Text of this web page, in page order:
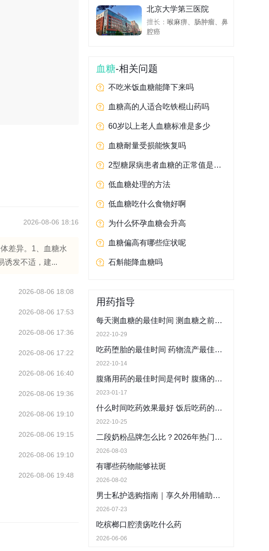
2026-08-06 18:16
差异。1、血糖水
诱发不适，建...
2026-08-06 18:08
2026-08-06 17:53
2026-08-06 17:36
2026-08-06 17:22
2026-08-06 16:40
2026-08-06 19:36
2026-08-06 19:10
2026-08-06 19:15
2026-08-06 19:10
2026-08-06 19:48
北京大学第三医院
擅长： 喉麻痹、肠肿瘤、鼻
腔癌
血糖-相关问题
不吃米饭血糖能降下来吗
血糖高的人适合吃铁棍山药吗
60岁以上老人血糖标准是多少
血糖耐量受损能恢复吗
2型糖尿病患者血糖的正常值是多少
低血糖处理的方法
低血糖吃什么食物好啊
为什么怀孕血糖会升高
血糖偏高有哪些症状呢
石斛能降血糖吗
用药指导
每天测血糖的最佳时间 测血糖之前可以喝水吗
2022-10-29
吃药堕胎的最佳时间 药物流产最佳时间是什么时候
2022-10-14
腹痛用药的最佳时间是何时 腹痛的正确用药介绍
2023-01-17
什么时间吃药效果最好 饭后吃药的最佳时间
2022-10-25
二段奶粉品牌怎么比？2026年热门产品配方与口碑客观解析
2026-08-03
有哪些药物能够祛斑
2026-08-02
男士私护选购指南｜享久外用辅助勃起按摩膏体验
2026-07-23
吃槟榔口腔溃疡吃什么药
2026-06-06